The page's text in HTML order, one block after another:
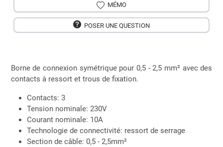
MÉMO
POSER UNE QUESTION
Borne de connexion symétrique pour 0,5 - 2,5 mm² avec des
contacts à ressort et trous de fixation.
Contacts: 3
Tension nominale: 230V
Courant nominale: 10A
Technologie de connectivité: ressort de serrage
Section de câble: 0,5 - 2,5mm²